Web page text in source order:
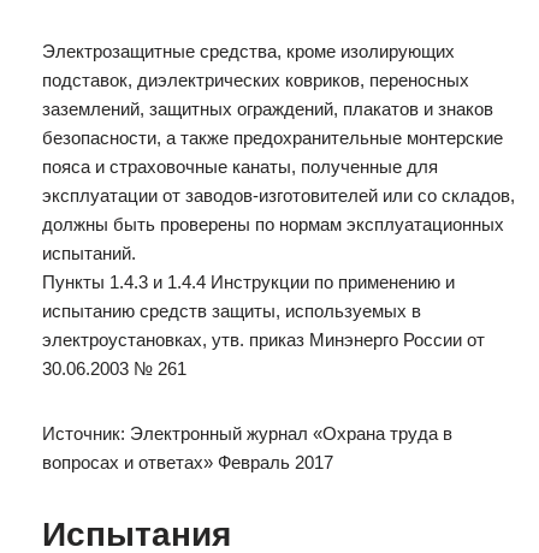
Электрозащитные средства, кроме изолирующих
подставок, диэлектрических ковриков, переносных
заземлений, защитных ограждений, плакатов и знаков
безопасности, а также предохранительные монтерские
пояса и страховочные канаты, полученные для
эксплуатации от заводов-изготовителей или со складов,
должны быть проверены по нормам эксплуатационных
испытаний.
Пункты 1.4.3 и 1.4.4 Инструкции по применению и
испытанию средств защиты, используемых в
электроустановках, утв. приказ Минэнерго России от
30.06.2003 № 261
Источник: Электронный журнал «Охрана труда в
вопросах и ответах» Февраль 2017
Испытания